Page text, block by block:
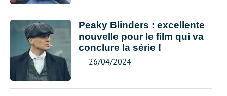
Peaky Blinders : excellente
nouvelle pour le film qui va
conclure la série !
26/04/2024